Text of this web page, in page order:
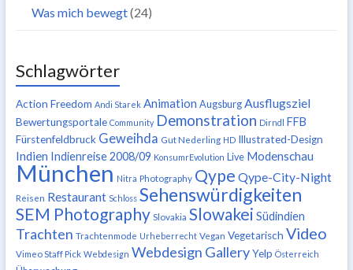
Was mich bewegt(24)
Schlagwörter
Action Freedom Andi Starek Animation Augsburg Ausflugsziel
Bewertungsportale Community Demonstration Dirndl FFB
Fürstenfeldbruck Geweihda Gut Nederling HD Illustrated-Design
Indien Indienreise 2008/09 KonsumrEvolution Live Modenschau
München Nitra Photography Qype Qype-City-Night
Reisen Restaurant Schloss Sehenswürdigkeiten
SEM Photography Slovakia Slowakei Südindien
Trachten Trachtenmode Urheberrecht Vegan Vegetarisch Video
Vimeo Staff Pick Webdesign Webdesign Gallery Yelp Österreich